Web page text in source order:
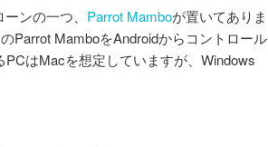
ンの一つ、 Parrot Mamboが置いてありま
Parrot MamboをAndroidからコントロール
はMacを想定していますが、Windows